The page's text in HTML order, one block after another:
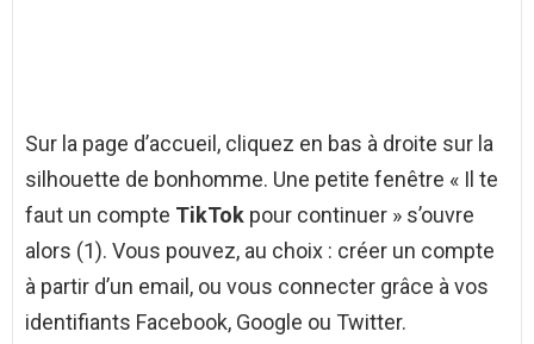
Sur la page d’accueil, cliquez en bas à droite sur la
silhouette de bonhomme. Une petite fenêtre « Il te
faut un compte TikTok pour continuer » s’ouvre
alors (1). Vous pouvez, au choix : créer un compte
à partir d’un email, ou vous connecter grâce à vos
identifiants Facebook, Google ou Twitter.